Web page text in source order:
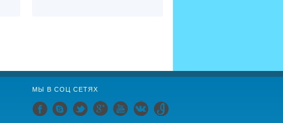
МЫ В СОЦ СЕТЯХ